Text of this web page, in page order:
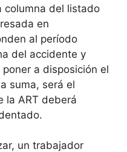
columna del listado
en
al período
del accidente y
a disposición el
suma, será el
la ART deberá
un trabajador